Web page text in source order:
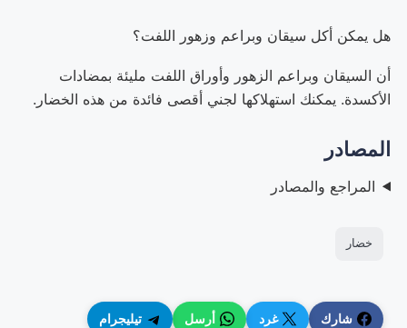
هل يمكن أكل سيقان وبراعم وزهور اللفت؟
أن السيقان وبراعم الزهور وأوراق اللفت مليئة بمضادات
الأكسدة. يمكنك استهلاكها لجني أقصى فائدة من هذه الخضار.
المصادر
المراجع والمصادر
خضار
شارك غرد أرسل تيليجرام